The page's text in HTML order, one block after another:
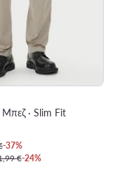
Μπεζ · Slim Fit
-37%
€-24%